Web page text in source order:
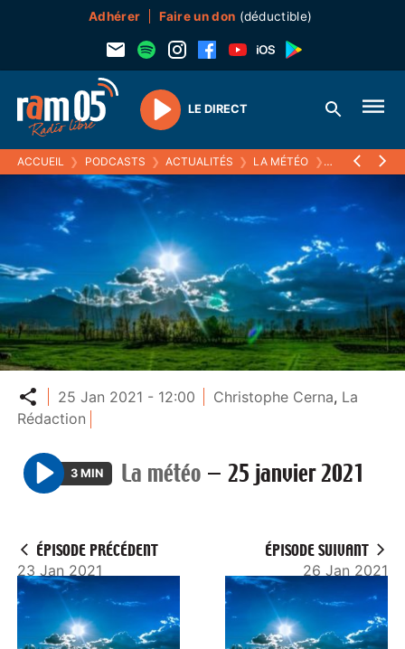
Adhérer Faire un don (déductible)
Play
LE DIRECT
ACCUEIL ❯ PODCASTS ❯ ACTUALITÉS ❯ LA MÉTÉO ❯ 25 JANVIER
Partager
25 Jan 2021 - 12:00 Christophe Cerna, La
Rédaction
P
y
3 MIN La météo — 25 janvier 2021
ÉPISODE PRÉCÉDENT
23 Jan 2021
ÉPISODE SUIVANT
26 Jan 2021